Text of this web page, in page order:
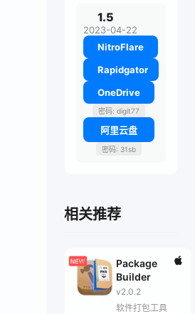
1.5
2023-04-22
NitroFlare
Rapidgator
OneDrive
密码: digit77
阿里云盘
密码: 31sb
相关推荐
Package
Builder
v2.0.2
软件打包工具